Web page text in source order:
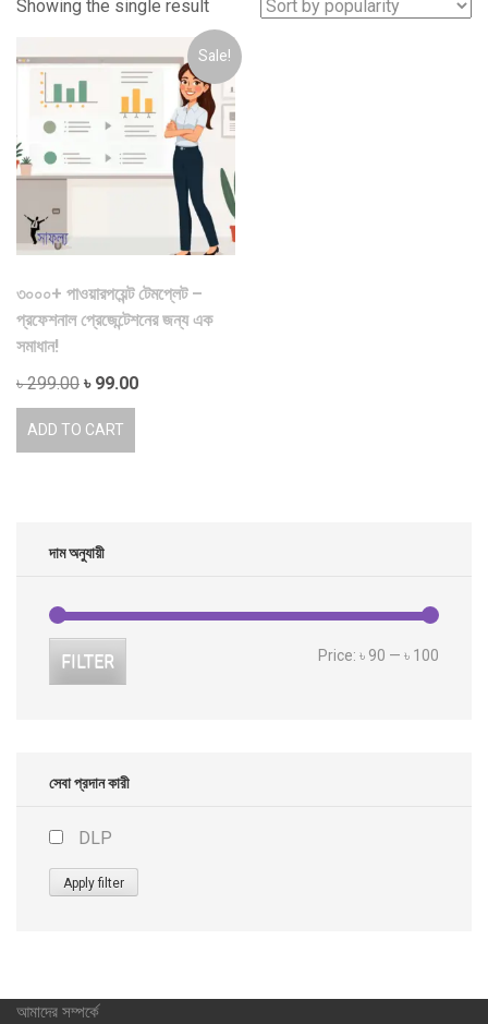
Showing the single result
Sale!
৩০০০+ পাওয়ারপয়েন্ট টেমপ্লেট –
প্রফেশনাল প্রেজেন্টেশনের জন্য এক
সমাধান!
৳299.00 Original
price
৳ 99.00Current
ADD TO CART
দাম অনুযায়ী
FILTER Price: ৳ 90 — ৳ 100
সেবা প্রদান কারী
DLP
Apply filter
আমাদের সম্পর্কে